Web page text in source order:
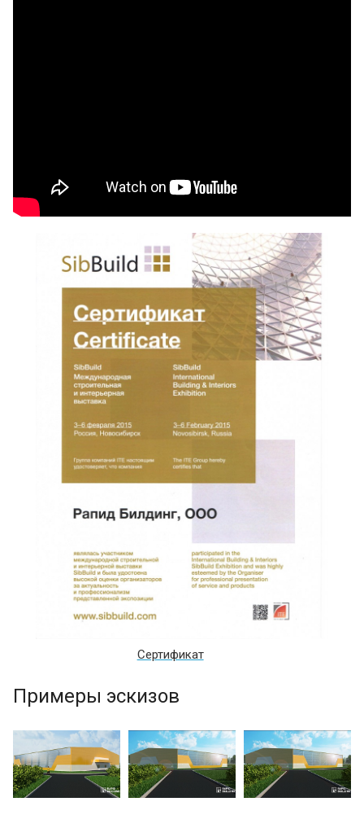
Сертификат
Примеры эскизов